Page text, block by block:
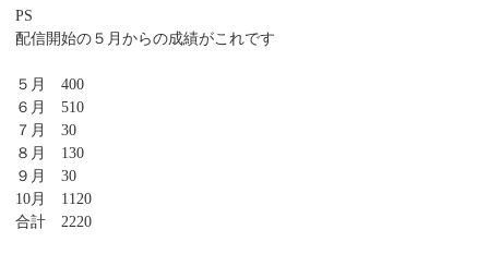
PS
配信開始の５月からの成績がこれです
５月 400
６月 510
７月 30
８月 130
９月 30
10月 1120
合計 2220